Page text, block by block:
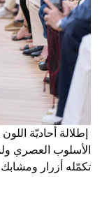
الأسلوب العصري
تكمّله أزرار